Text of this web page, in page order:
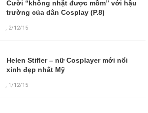
Cười “không nhặt được mồm” với hậu
trường của dân Cosplay (P.8)
, 2/12/15
Helen Stifler – nữ Cosplayer mới nổi
xinh đẹp nhất Mỹ
, 1/12/15